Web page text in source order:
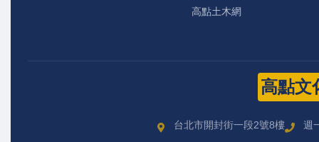
高點土木網
高點文
台北市開封街一段2號8樓 週